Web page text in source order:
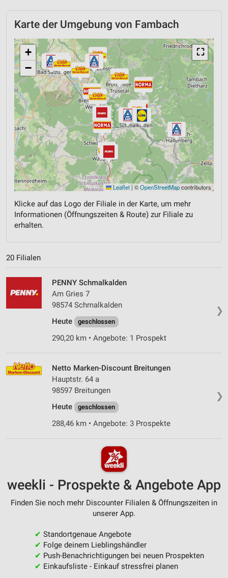
Karte der Umgebung von Fambach
⛶
+
−
Leaflet | ©OpenStreetMapcontributors
Klicke auf das Logo der Filiale in der Karte, um mehr
Informationen (Öffnungszeiten & Route) zur Filiale zu
erhalten.
20 Filialen
❯
PENNY Schmalkalden
Am Gries 7
98574 Schmalkalden
Heute
geschlossen
290,20 km • Angebote: 1 Prospekt
❯
Netto Marken-Discount Breitungen
Hauptstr. 64 a
98597 Breitungen
Heute
geschlossen
288,46 km • Angebote: 3 Prospekte
weekli - Prospekte & Angebote App
Finden Sie noch mehr Discounter Filialen & Öffnungszeiten in
unserer App.
✔ Standortgenaue Angebote
✔ Folge deinem Lieblingshändler
✔ Push-Benachrichtigungen bei neuen Prospekten
✔ Einkaufsliste - Einkauf stressfrei planen